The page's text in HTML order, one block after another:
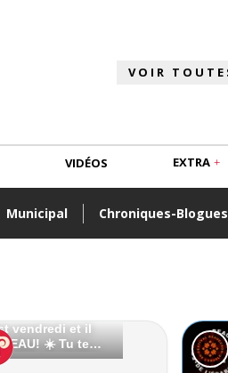
Municipal Chroniques-Blogues
VIDÉOS EXTRA